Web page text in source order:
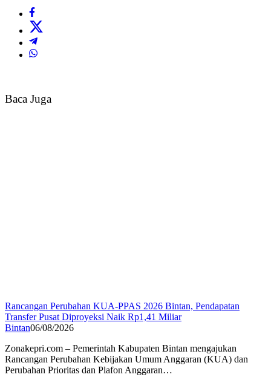
Baca Juga
Rancangan Perubahan KUA-PPAS 2026 Bintan, Pendapatan
Transfer Pusat Diproyeksi Naik Rp1,41 Miliar
Bintan06/08/2026
Zonakepri.com – Pemerintah Kabupaten Bintan mengajukan
Rancangan Perubahan Kebijakan Umum Anggaran (KUA) dan
Perubahan Prioritas dan Plafon Anggaran…